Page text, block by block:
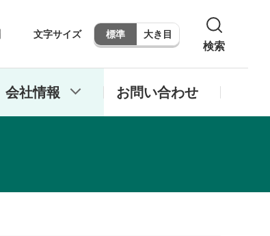
文字サイズ 標準 大き目
検索
会社情報 お問い合わせ